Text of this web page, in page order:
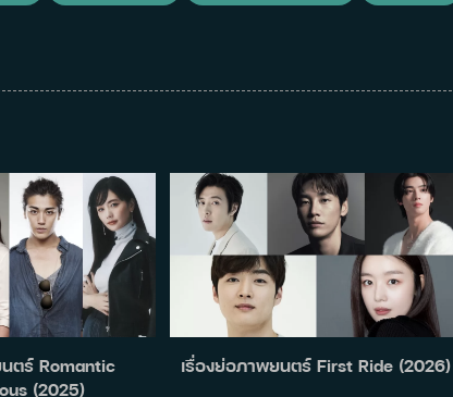
ตร์ Romantic
(2025)
เรื่องย่อภาพยนตร์ First Ride (2026)